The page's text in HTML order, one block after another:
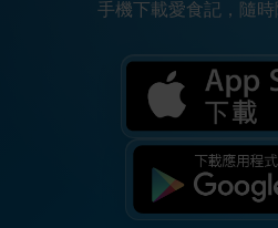
手機下載愛食記，隨時